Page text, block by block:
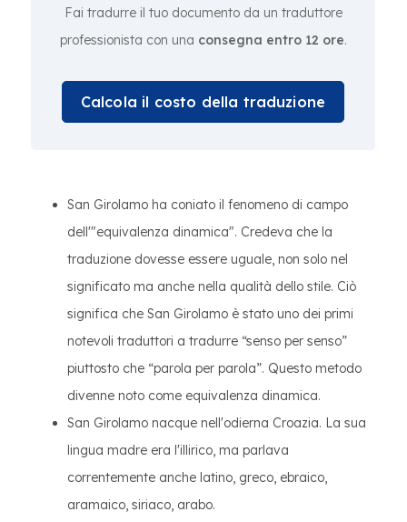
Fai tradurre il tuo documento da un traduttore
professionista con una consegna entro 12 ore.
Calcola il costo della traduzione
San Girolamo ha coniato il fenomeno di campo
dell'"equivalenza dinamica". Credeva che la
traduzione dovesse essere uguale, non solo nel
significato ma anche nella qualità dello stile. Ciò
significa che San Girolamo è stato uno dei primi
notevoli traduttori a tradurre “senso per senso”
piuttosto che “parola per parola”. Questo metodo
divenne noto come equivalenza dinamica.
San Girolamo nacque nell'odierna Croazia. La sua
lingua madre era l'illirico, ma parlava
correntemente anche latino, greco, ebraico,
aramaico, siriaco, arabo.